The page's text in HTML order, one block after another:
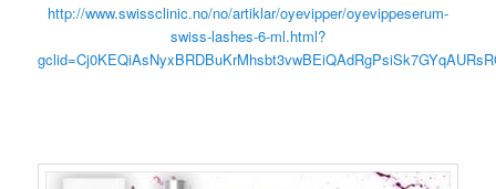
http://www.swissclinic.no/no/artiklar/oyevipper/oyevippeserum-
swiss-lashes-6-ml.html?